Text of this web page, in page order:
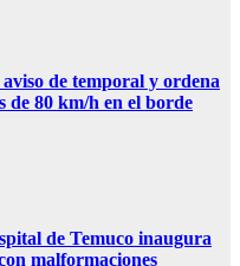
de temporal y ordena
de 80 km/h en el borde
de Temuco inaugura
malformaciones